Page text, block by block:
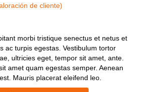
de cliente)
morbi tristique senectus et netus et
ac turpis egestas. Vestibulum tortor
ultricies eget, tempor sit amet, ante.
amet quam egestas semper. Aenean
Mauris placerat eleifend leo.